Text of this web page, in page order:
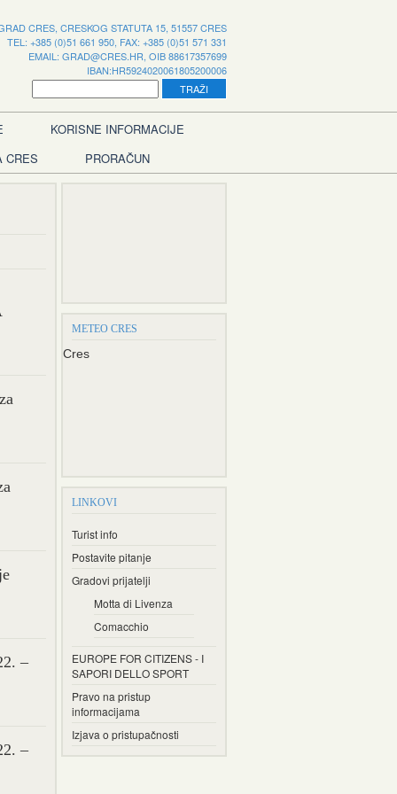
CRES, CRESKOG STATUTA 15, 51557 CRES
TEL: +385 (0)51 661 950, FAX: +385 (0)51 571 331
EMAIL: GRAD@CRES.HR, OIB 88617357699
IBAN:HR5924020061805200006
KORISNE INFORMACIJE
CRES
PRORAČUN
–
–
METEO CRES
Cres
LINKOVI
Turist info
Postavite pitanje
Gradovi prijatelji
Motta di Livenza
Comacchio
EUROPE FOR CITIZENS - I
SAPORI DELLO SPORT
Pravo na pristup
informacijama
Izjava o pristupačnosti